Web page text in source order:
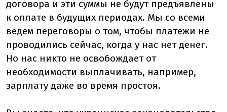
договора и эти суммы не будут предъявлены
к оплате в будущих периодах. Мы со всеми
ведем переговоры о том, чтобы платежи не
проводились сейчас, когда у нас нет денег.
Но нас никто не освобождает от
необходимости выплачивать, например,
зарплату даже во время простоя.